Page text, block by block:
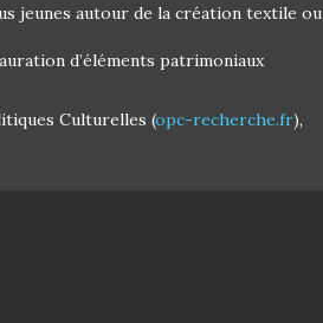
jeunes autour de la création textile ou
d’éléments patrimoniaux
Culturelles (opc-recherche.fr),